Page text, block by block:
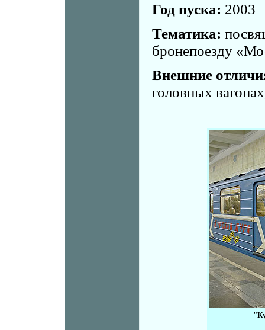
Год пуска: 2003
Тематика:
бронепоезду
Внешние
головных